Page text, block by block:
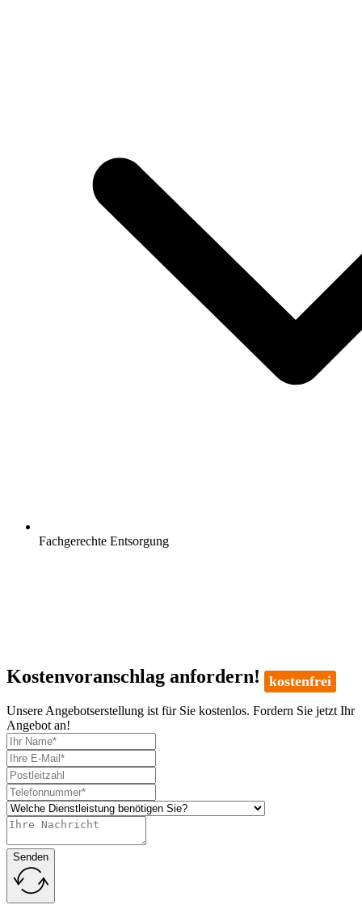
Fachgerechte Entsorgung
Kostenvoranschlag anfordern! kostenfrei
Unsere Angebotserstellung ist für Sie kostenlos. Fordern Sie jetzt Ihr
Angebot an!
Senden